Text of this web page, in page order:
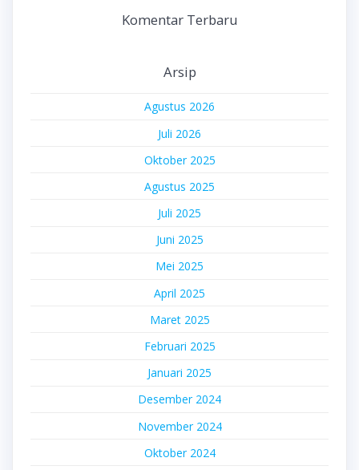
Komentar Terbaru
Arsip
Agustus 2026
Juli 2026
Oktober 2025
Agustus 2025
Juli 2025
Juni 2025
Mei 2025
April 2025
Maret 2025
Februari 2025
Januari 2025
Desember 2024
November 2024
Oktober 2024